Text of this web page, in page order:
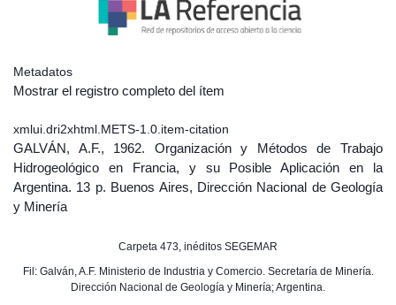
Metadatos
Mostrar el registro completo del ítem
xmlui.dri2xhtml.METS-1.0.item-citation
GALVÁN, A.F., 1962. Organización y Métodos de Trabajo
Hidrogeológico en Francia, y su Posible Aplicación en la
Argentina. 13 p. Buenos Aires, Dirección Nacional de Geología
y Minería
Carpeta 473, inéditos SEGEMAR
Fil: Galván, A.F. Ministerio de Industria y Comercio. Secretaría de Minería.
Dirección Nacional de Geología y Minería; Argentina.